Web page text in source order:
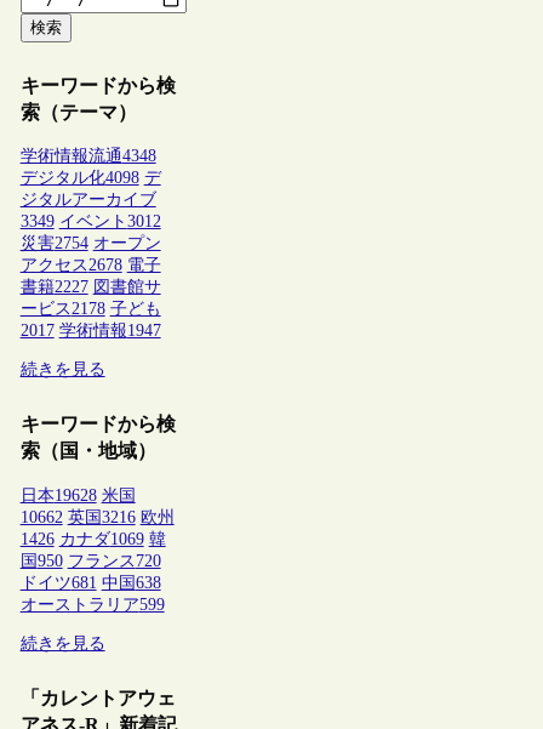
検索
キーワードから検
索（テーマ）
学術情報流通4348
デジタル化4098 デ
ジタルアーカイブ
3349 イベント 3012
災害2754 オープン
アクセス2678 電子
書籍2227 図書館サ
ービス2178 子ども
2017 学術情報1947
続きを見る
キーワードから検
索（国・地域）
日本19628 米国
10662 英国 3216 欧州
1426 カナダ1069 韓
国 950 フランス 720
ドイツ681 中国 638
オーストラリア599
続きを見る
「カレントアウェ